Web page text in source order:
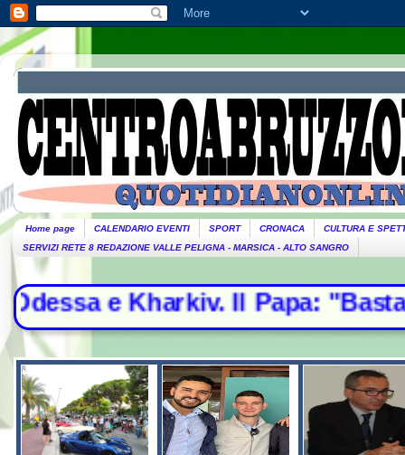
Home page CALENDARIO EVENTI SPORT CRONACA
CULTURA E
SERVIZI RETE 8 REDAZIONE VALLE PELIGNA - MARSICA - ALTO SANGRO
Il Papa: "Basta